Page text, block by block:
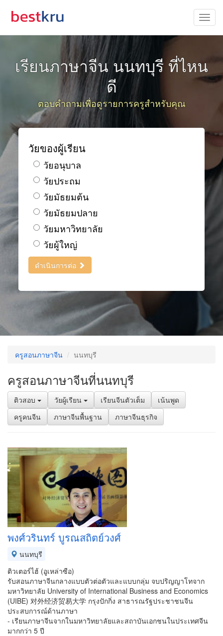
เรียนภาษาจีน นนทบุรี ที่ไหน
ดี
ตอบคำถามเพื่อดูรายการครูสำหรับคุณ
วัยของผู้เรียน
วัยอนุบาล
วัยประถม
วัยมัธยมต้น
วัยมัธยมปลาย
วัยมหาวิทยาลัย
วัยผู้ใหญ่
ดำเนินการต่อ
ครูสอนภาษาจีน นนทบุรี
ครูสอนภาษาจีนที่นนทบุรี
ติวสอบ วัยผู้เรียน เรียนจีนตัวเต็ม
เน้นพูด
ครูคนจีน
ภาษาจีนพื้นฐาน ภาษาจีนธุรกิจ
พงศ์วรินทร์ บูรณสถิตย์วงศ์
นนทบุรี
ติวเตอร์ไฮ้ (อูเหล่าซือ)
รับสอนภาษาจีนกลางแบบตัวต่อตัวและแบบกลุ่ม จบปริญญาโทจาก
มหาวิทยาลัย University of International Business and Economics
(UIBE) 对外经济贸易大学 กรุงปักกิ่ง สาธารณรัฐประชาชนจีน
ประสบการณ์ด้านภาษา
- เรียนภาษาจีนจากในมหาวิทยาลัยและสถาบันเอกชนในประเทศจีน
มากกว่า 5 ปี